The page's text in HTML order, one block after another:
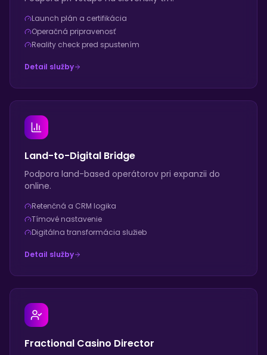
Launch plán a certifikácia
Operačná pripravenosť
Reality check pred spustením
Detail služby
Land-to-Digital Bridge
Podpora land-based operátorov pri expanzii do
online.
Retenčná a CRM logika
Tímové nastavenie
Digitálna transformácia služieb
Detail služby
Fractional Casino Director